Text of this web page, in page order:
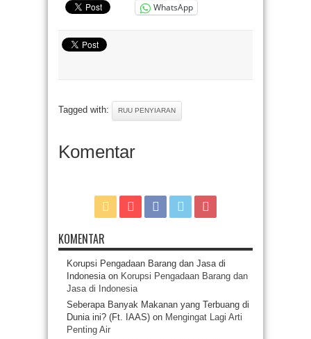
WhatsApp
Tagged with: RUU PENYIARAN
Komentar
KOMENTAR
Korupsi Pengadaan Barang dan Jasa di
Indonesiaon Korupsi Pengadaan Barang dan
Jasa di Indonesia
Seberapa Banyak Makanan yang Terbuang di
Dunia ini? (Ft. IAAS) on Mengingat Lagi Arti
Penting Air